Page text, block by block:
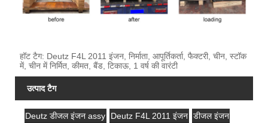
हॉट टैग: Deutz F4L 2011 इंजन, निर्माता, आपूर्तिकर्ता, फैक्टरी, चीन, स्टॉक
में, चीन में निर्मित, कीमत, बैंड, टिकाऊ, 1 वर्ष की वारंटी
उत्पाद टैग
Deutz डीजल इंजन assy Deutz F4L 2011 इंजन डीजल इंजन